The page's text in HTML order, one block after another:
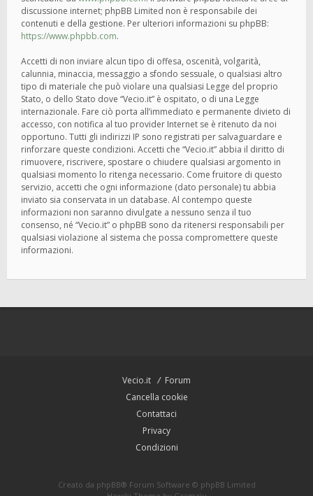
discussione internet; phpBB Limited non è responsabile dei
contenuti e della gestione. Per ulteriori informazioni su phpBB:
https://www.phpbb.com.
Accetti di non inviare alcun tipo di offesa, oscenità, volgarità,
calunnia, minaccia, messaggio a sfondo sessuale, o qualsiasi altro
tipo di materiale che può violare una qualsiasi Legge del proprio
Stato, o dello Stato dove “Vecio.it” è ospitato, o di una Legge
internazionale. Fare ciò porta all’immediato e permanente divieto di
accesso, con notifica al tuo provider Internet se è ritenuto da noi
opportuno. Tutti gli indirizzi IP sono registrati per salvaguardare e
rinforzare queste condizioni. Accetti che “Vecio.it” abbia il diritto di
rimuovere, riscrivere, spostare o chiudere qualsiasi argomento in
qualsiasi momento lo ritenga necessario. Come fruitore di questo
servizio, accetti che ogni informazione (dato personale) tu abbia
inviato sia conservata in un database. Al contempo queste
informazioni non saranno divulgate a nessuno senza il tuo
consenso, né “Vecio.it” o phpBB sono da ritenersi responsabili per
qualsiasi violazione al sistema che possa compromettere queste
informazioni.
Vecio.it
Forum
Cancella cookie
Contattaci
Privacy
Condizioni
Creato da phpBB® Forum Software © phpBB Limited